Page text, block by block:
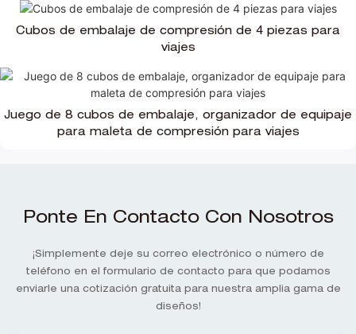
Cubos de embalaje de compresión de 4 piezas para
viajes
Juego de 8 cubos de embalaje, organizador de equipaje
para maleta de compresión para viajes
Ponte En Contacto Con Nosotros
¡Simplemente deje su correo electrónico o número de
teléfono en el formulario de contacto para que podamos
enviarle una cotización gratuita para nuestra amplia gama de
diseños!